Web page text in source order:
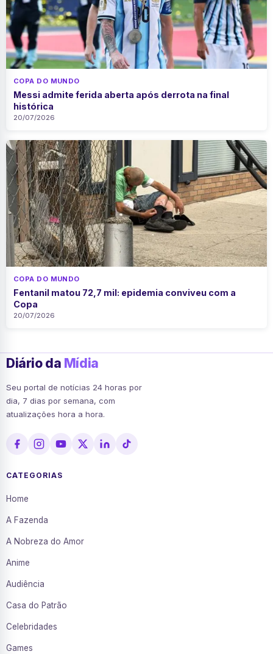
COPA DO MUNDO
Messi admite ferida aberta após derrota na final
histórica
20/07/2026
COPA DO MUNDO
Fentanil matou 72,7 mil: epidemia conviveu com a
Copa
20/07/2026
Diário da Mídia
Seu portal de notícias 24 horas por
dia, 7 dias por semana, com
atualizações hora a hora.
CATEGORIAS
Home
A Fazenda
A Nobreza do Amor
Anime
Audiência
Casa do Patrão
Celebridades
Games